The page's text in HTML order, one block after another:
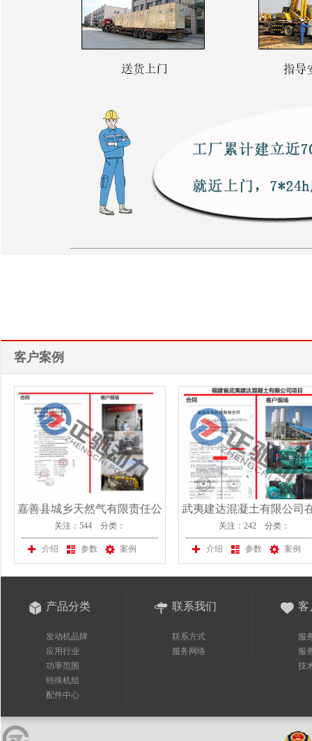
客户案例
嘉善县城乡天然气有限责任公
司在我公司采购一台上柴股份
发电机
关注：544 分类：
介绍 参数 案例
武夷建达混凝土有限公司
公司采购一台上柴股份发
组
关注：242 分类：
介绍 参数 案例
产品分类
发动机品牌
应用行业
功率范围
特殊机组
配件中心
联系我们
联系方式
服务网络
客
服
服
技